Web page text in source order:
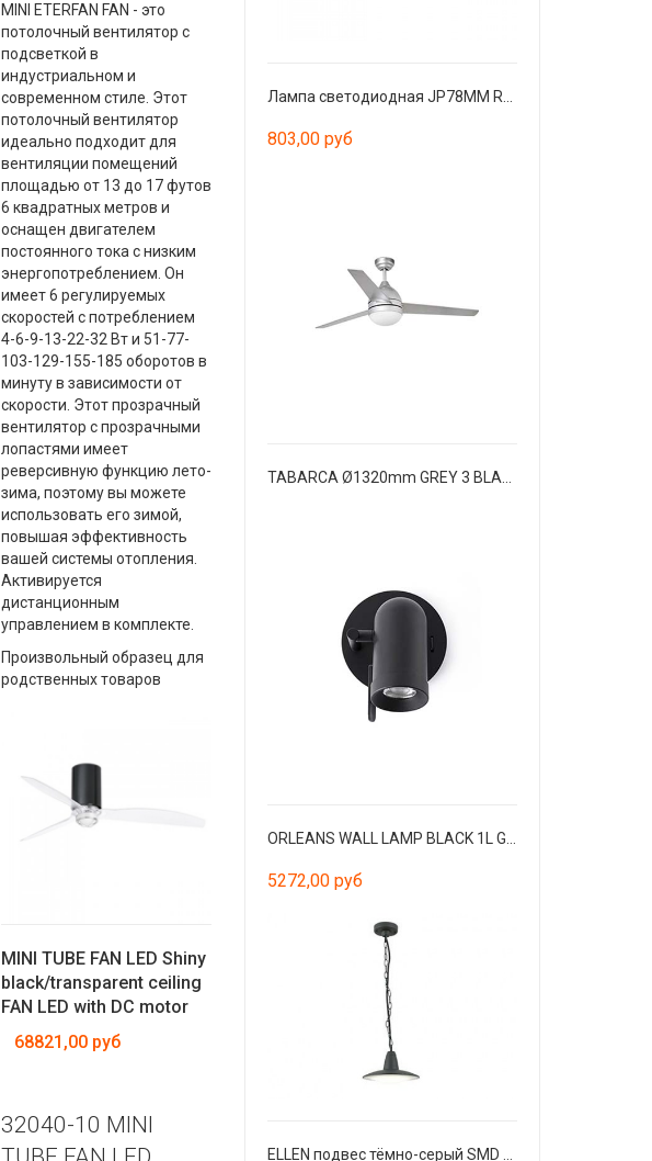
MINI ETERFAN FAN - это
потолочный вентилятор с
подсветкой в ​​
индустриальном и
современном стиле. Этот
потолочный вентилятор
идеально подходит для
вентиляции помещений
площадью от 13 до 17 футов
6 квадратных метров и
оснащен двигателем
постоянного тока с низким
энергопотреблением. Он
имеет 6 регулируемых
скоростей с потреблением
4-6-9-13-22-32 Вт и 51-77-
103-129-155-185 оборотов в
минуту в зависимости от
скорости. Этот прозрачный
вентилятор с прозрачными
лопастями имеет
реверсивную функцию лето-
зима, поэтому вы можете
использовать его зимой,
повышая эффективность
вашей системы отопления.
Активируется
дистанционным
управлением в комплекте.
Произвольный образец для
родственных товаров
MINI TUBE FAN LED Shiny
black/transparent ceiling
FAN LED with DC motor
68821,00 руб
32040-10 MINI
803,00 руб
5272,00 руб
ELLEN подвес тёмно-серый SMD LED 8W 3000K